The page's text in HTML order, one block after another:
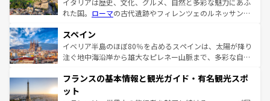
イタリアは歴史、文化、グルメ、自然と多彩な魅力にあふ
れた国。 ローマの古代遺跡やフィレンツェのルネッサンス
ろん、トスカーナの美しい田園風景やアマルフィ海岸の絶
景など、自然景観も見逃せない。観光の合間には、本場の
ピザやパスタなど、絶品のイタリア料理を堪能することも
ませてくれるイタリアで、忘れられない旅をしてみよう！
なお、新着のイタリア情報は
スペイン
イベリア半島のほぼ80％を占めるスペインは、太陽が降り
注ぐ地中海沿岸から雄大なピレネー山脈まで、多彩な自然
文化が根付くこの国では、情熱的なフラメンコ、熱気あふ
れる闘牛、そして美味しいタパスが生活の一部となってい
フランスの基本情報と観光ガイド・有名観光スポ
ット